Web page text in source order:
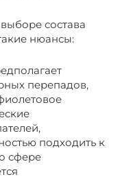
состава
нюансы:
перепадов,
подходить к
сфере